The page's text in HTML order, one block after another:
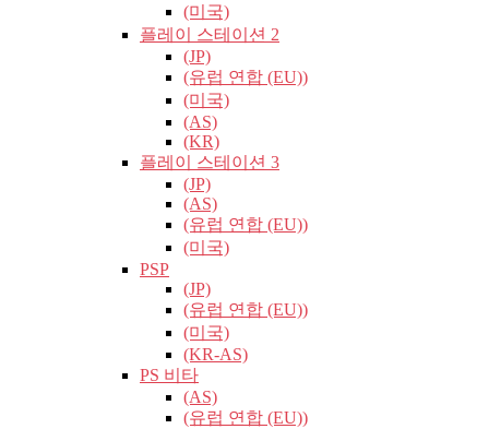
(미국)
플레이 스테이션 2
(JP)
(유럽​​ 연합 (EU))
(미국)
(AS)
(KR)
플레이 스테이션 3
(JP)
(AS)
(유럽​​ 연합 (EU))
(미국)
PSP
(JP)
(유럽​​ 연합 (EU))
(미국)
(KR-AS)
PS 비타
(AS)
(유럽​​ 연합 (EU))